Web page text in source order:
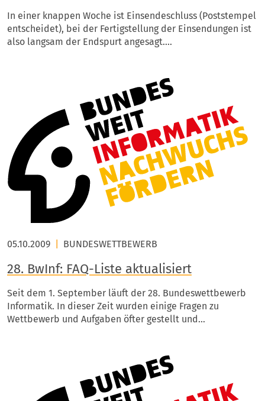
In einer knappen Woche ist Einsendeschluss (Poststempel
entscheidet), bei der Fertigstellung der Einsendungen ist
also langsam der Endspurt angesagt.…
05.10.2009 BUNDESWETTBEWERB
28. BwInf: FAQ-Liste aktualisiert
Seit dem 1. September läuft der 28. Bundeswettbewerb
Informatik. In dieser Zeit wurden einige Fragen zu
Wettbewerb und Aufgaben öfter gestellt und…